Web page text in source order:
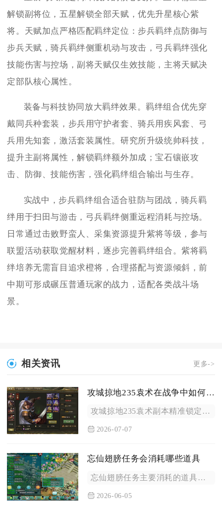
解锁副将位，五星解锁全部天赋，优先升星核心紫
将。天赋加点严格匹配羁绊定位：步兵羁绊点防御与
步兵天赋，骑兵羁绊侧重机动与攻击，弓兵羁绊强化
技能伤害与控场，副将天赋仅生效技能，主将天赋决
定部队核心属性。
装备与科技协同放大羁绊效果。羁绊组合优先穿
戴同兵种套装，步兵用守护者套、骑兵用疾风套、弓
兵用先知套，激活套装属性。研究所升级统帅科技，
提升主副将属性，解锁羁绊额外加成；宝石镶嵌攻
击、防御、技能伤害，强化羁绊组合输出与生存。
实战中，步兵羁绊组合适合驻防与团战，骑兵羁
绊用于扫田与游击，弓兵羁绊侧重远程消耗与控场。
日常通过击败野蛮人、采集资源提升紫将等级，参与
联盟活动获取觉醒材料，逐步完善羁绊组合。紫将羁
绊培养无需盲目追求橙将，合理搭配与资源倾斜，前
中期可形成碾压普通玩家的战力，适配各类战斗场
景。
相关资讯 更多->
攻城掠地235袁术在战争中如何准确定位敌人的弱点
攻城掠地235袁术副本精准锁定敌方弱点的核心逻辑，是先拆解敌...
2026-07-07
忘仙翅膀任务会消耗哪些道具
忘仙翅膀任务主要消耗的道具有翅膀进阶丹、绑定银子、非绑定银子...
2026-06-05